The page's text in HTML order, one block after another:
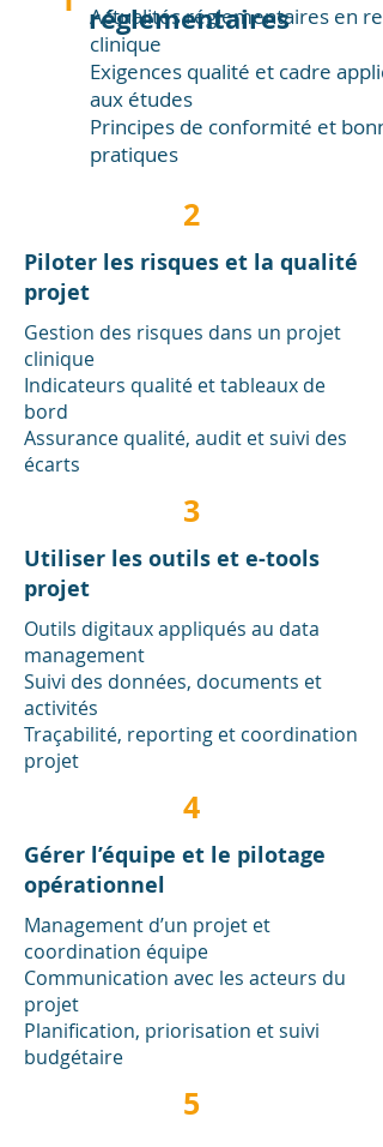
réglementaires
Actualités réglementaires en
clinique
Exigences qualité et cadre
aux études
Principes de conformité et
pratiques
2
Piloter les risques et la qualité
projet
Gestion des risques dans un projet
clinique
Indicateurs qualité et tableaux de
bord
Assurance qualité, audit et suivi des
écarts
3
Utiliser les outils et e-tools
projet
Outils digitaux appliqués au data
management
Suivi des données, documents et
activités
Traçabilité, reporting et coordination
projet
4
Gérer l’équipe et le pilotage
opérationnel
Management d’un projet et
coordination équipe
Communication avec les acteurs du
projet
Planification, priorisation et suivi
budgétaire
5